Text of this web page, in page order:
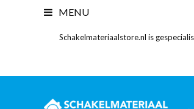
MENU
Schakelmateriaalstore.nl is